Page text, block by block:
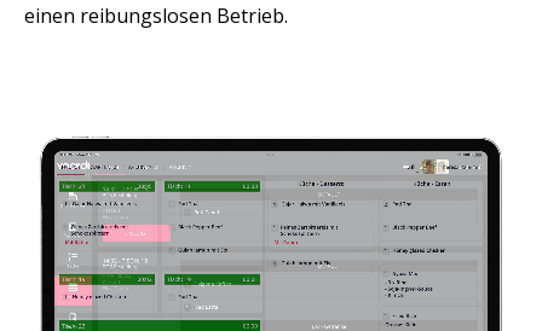
einen reibungslosen Betrieb.